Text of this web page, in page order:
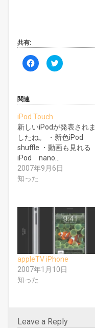
共有:
F
a
k
共
有
す
る
に
は
ク
リ
ッ
ク
し
い
(
新
ン
ド
ウ
で
開
き
ク
リ
w
t
e
r
で
共
新
し
ウ
で
開
き
ま
す
)
関連
iPod Touch
新しいiPodが発表されま
したね。 ・新色iPod
shuffle ・動画も見れる
iPod nano…
2007年9月6日
知った
appleTV iPhone
2007年1月10日
知った
Leave a Reply